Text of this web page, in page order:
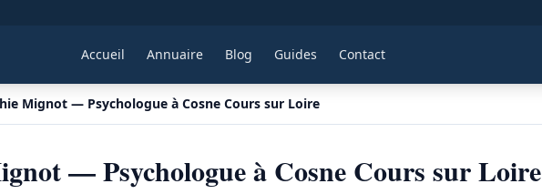
Accueil Annuaire Blog Guides Contact
Mignot — Psychologue à Cosne Cours sur Loire
— Psychologue à Cosne Cours sur Loire